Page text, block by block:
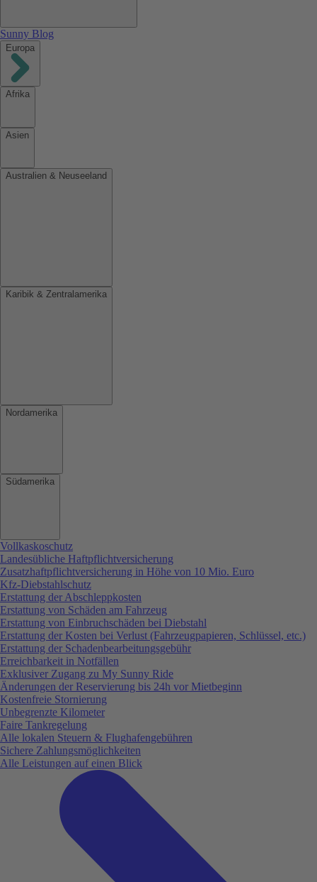
Sunny Blog
Europa
Afrika
Asien
Australien & Neuseeland
Karibik & Zentralamerika
Nordamerika
Südamerika
Vollkaskoschutz
Landesübliche Haftpflichtversicherung
Zusatzhaftpflichtversicherung in Höhe von 10 Mio. Euro
Kfz-Diebstahlschutz
Erstattung der Abschleppkosten
Erstattung von Schäden am Fahrzeug
Erstattung von Einbruchschäden bei Diebstahl
Erstattung der Kosten bei Verlust (Fahrzeugpapieren, Schlüssel, etc.)
Erstattung der Schadenbearbeitungsgebühr
Erreichbarkeit in Notfällen
Exklusiver Zugang zu My Sunny Ride
Änderungen der Reservierung bis 24h vor Mietbeginn
Kostenfreie Stornierung
Unbegrenzte Kilometer
Faire Tankregelung
Alle lokalen Steuern & Flughafengebühren
Sichere Zahlungsmöglichkeiten
Alle Leistungen auf einen Blick